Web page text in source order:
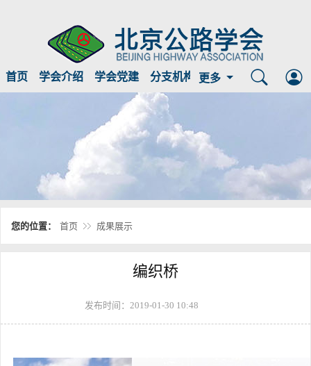
首页 学会介绍 学会党建 分支机构 临时公示 信息公开
更多
您的位置： 首页 成果展示
编织桥
发布时间：2019-01-30 10:48